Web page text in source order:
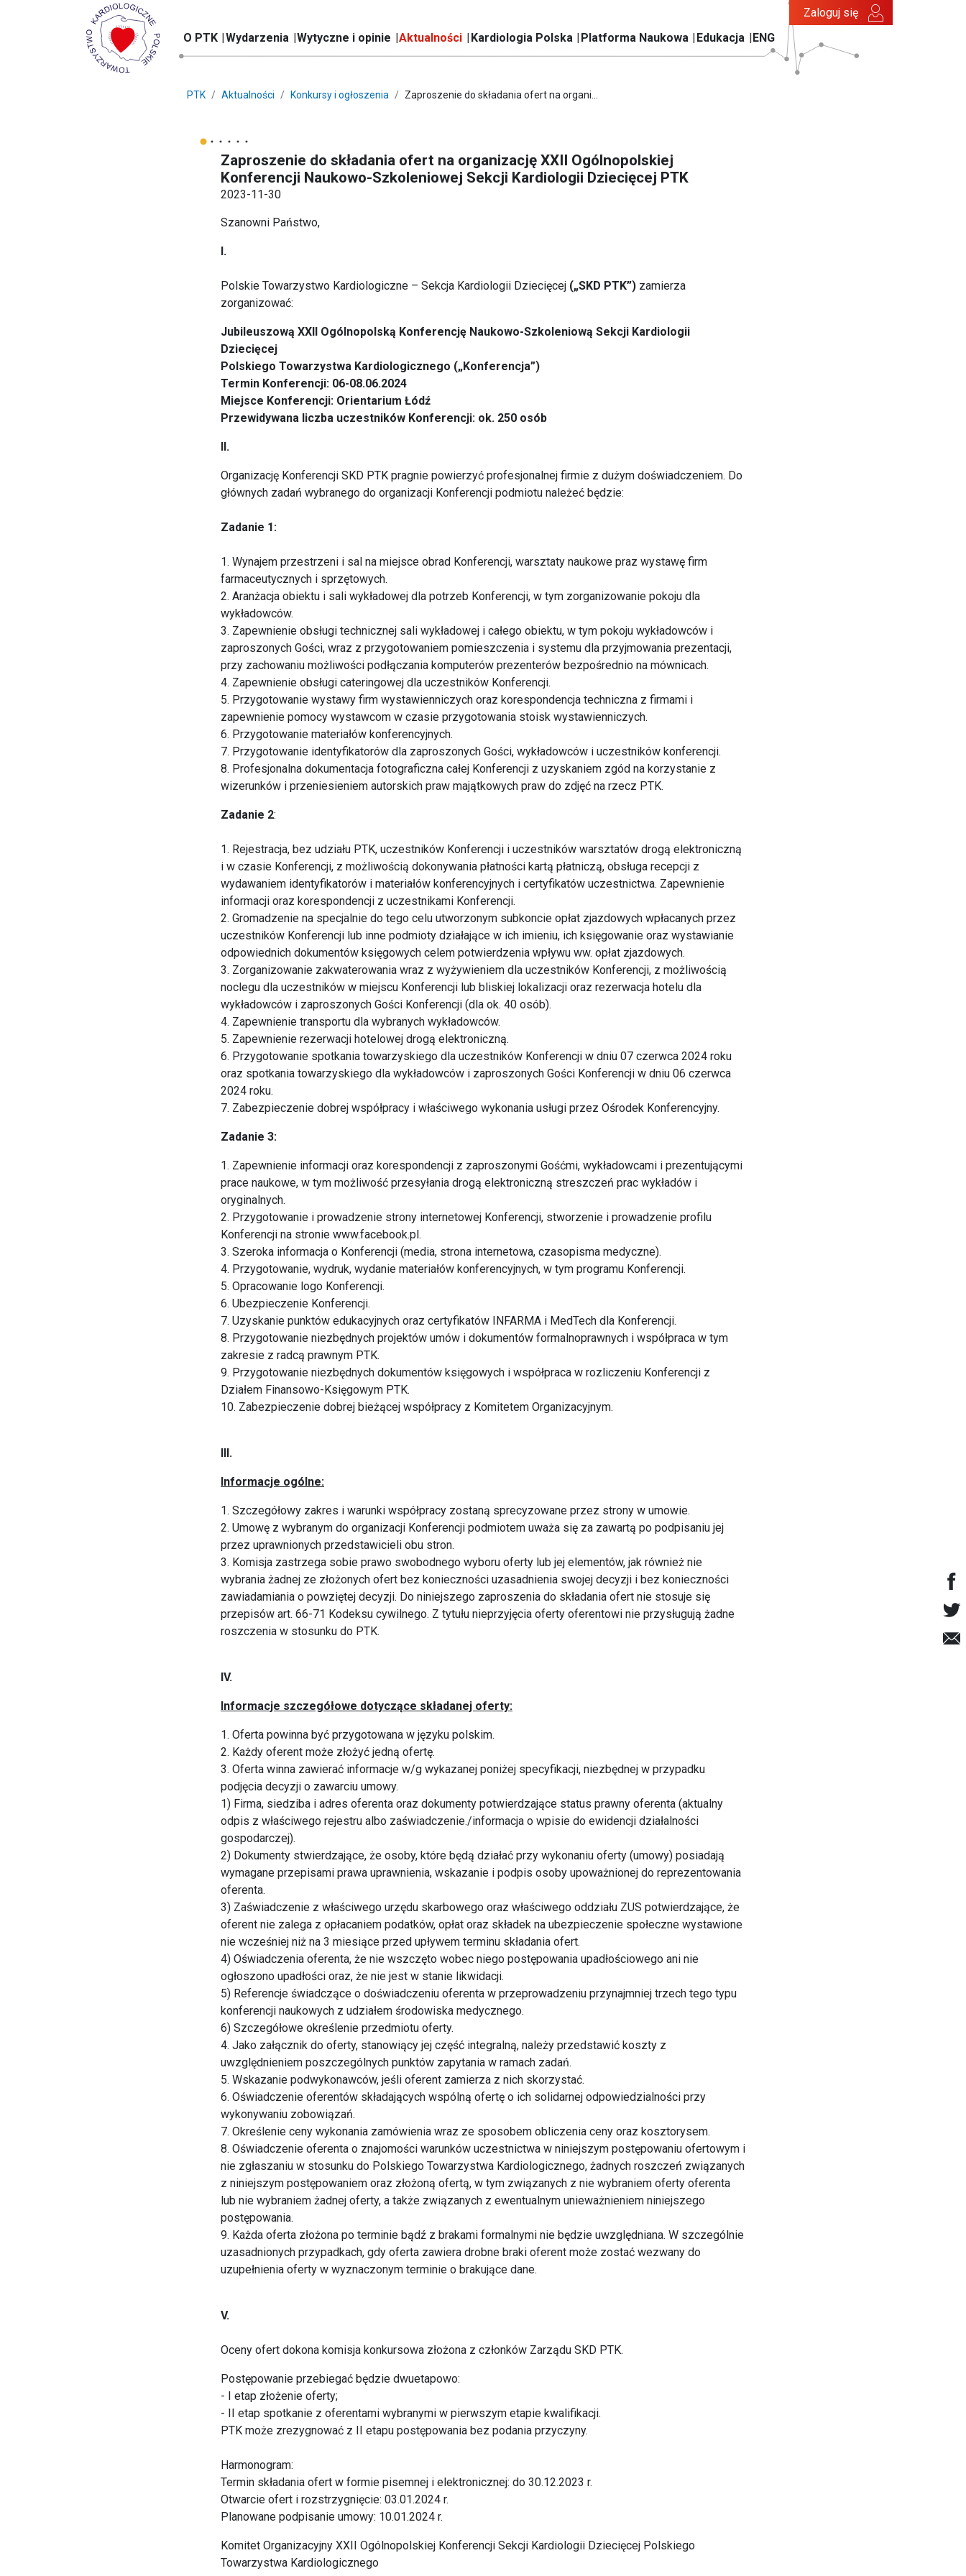
O PTK Wydarzenia Wytyczne i opinie Aktualności Kardiologia Polska Platforma Naukowa Edukacja ENG
Zaloguj się
PTK Aktualności Konkursy i ogłoszenia Zaproszenie do składania ofert na organi...
Zaproszenie do składania ofert na organizację XXII Ogólnopolskiej
Konferencji Naukowo-Szkoleniowej Sekcji Kardiologii Dziecięcej PTK
2023-11-30
Szanowni Państwo,
I.
Polskie Towarzystwo Kardiologiczne – Sekcja Kardiologii Dziecięcej („SKD PTK”) zamierza
zorganizować:
Jubileuszową XXII Ogólnopolską Konferencję Naukowo-Szkoleniową Sekcji Kardiologii
Dziecięcej
Polskiego Towarzystwa Kardiologicznego („Konferencja”)
Termin Konferencji: 06-08.06.2024
Miejsce Konferencji: Orientarium Łódź
Przewidywana liczba uczestników Konferencji: ok. 250 osób
II.
Organizację Konferencji SKD PTK pragnie powierzyć profesjonalnej firmie z dużym doświadczeniem. Do
głównych zadań wybranego do organizacji Konferencji podmiotu należeć będzie:
Zadanie 1:
1. Wynajem przestrzeni i sal na miejsce obrad Konferencji, warsztaty naukowe praz wystawę firm
farmaceutycznych i sprzętowych.
2. Aranżacja obiektu i sali wykładowej dla potrzeb Konferencji, w tym zorganizowanie pokoju dla
wykładowców.
3. Zapewnienie obsługi technicznej sali wykładowej i całego obiektu, w tym pokoju wykładowców i
zaproszonych Gości, wraz z przygotowaniem pomieszczenia i systemu dla przyjmowania prezentacji,
przy zachowaniu możliwości podłączania komputerów prezenterów bezpośrednio na mównicach.
4. Zapewnienie obsługi cateringowej dla uczestników Konferencji.
5. Przygotowanie wystawy firm wystawienniczych oraz korespondencja techniczna z firmami i
zapewnienie pomocy wystawcom w czasie przygotowania stoisk wystawienniczych.
6. Przygotowanie materiałów konferencyjnych.
7. Przygotowanie identyfikatorów dla zaproszonych Gości, wykładowców i uczestników konferencji.
8. Profesjonalna dokumentacja fotograficzna całej Konferencji z uzyskaniem zgód na korzystanie z
wizerunków i przeniesieniem autorskich praw majątkowych praw do zdjęć na rzecz PTK.
Zadanie 2:
1. Rejestracja, bez udziału PTK, uczestników Konferencji i uczestników warsztatów drogą elektroniczną
i w czasie Konferencji, z możliwością dokonywania płatności kartą płatniczą, obsługa recepcji z
wydawaniem identyfikatorów i materiałów konferencyjnych i certyfikatów uczestnictwa. Zapewnienie
informacji oraz korespondencji z uczestnikami Konferencji.
2. Gromadzenie na specjalnie do tego celu utworzonym subkoncie opłat zjazdowych wpłacanych przez
uczestników Konferencji lub inne podmioty działające w ich imieniu, ich księgowanie oraz wystawianie
odpowiednich dokumentów księgowych celem potwierdzenia wpływu ww. opłat zjazdowych.
3. Zorganizowanie zakwaterowania wraz z wyżywieniem dla uczestników Konferencji, z możliwością
noclegu dla uczestników w miejscu Konferencji lub bliskiej lokalizacji oraz rezerwacja hotelu dla
wykładowców i zaproszonych Gości Konferencji (dla ok. 40 osób).
4. Zapewnienie transportu dla wybranych wykładowców.
5. Zapewnienie rezerwacji hotelowej drogą elektroniczną.
6. Przygotowanie spotkania towarzyskiego dla uczestników Konferencji w dniu 07 czerwca 2024 roku
oraz spotkania towarzyskiego dla wykładowców i zaproszonych Gości Konferencji w dniu 06 czerwca
2024 roku.
7. Zabezpieczenie dobrej współpracy i właściwego wykonania usługi przez Ośrodek Konferencyjny.
Zadanie 3:
1. Zapewnienie informacji oraz korespondencji z zaproszonymi Gośćmi, wykładowcami i prezentującymi
prace naukowe, w tym możliwość przesyłania drogą elektroniczną streszczeń prac wykładów i
oryginalnych.
2. Przygotowanie i prowadzenie strony internetowej Konferencji, stworzenie i prowadzenie profilu
Konferencji na stronie www.facebook.pl.
3. Szeroka informacja o Konferencji (media, strona internetowa, czasopisma medyczne).
4. Przygotowanie, wydruk, wydanie materiałów konferencyjnych, w tym programu Konferencji.
5. Opracowanie logo Konferencji.
6. Ubezpieczenie Konferencji.
7. Uzyskanie punktów edukacyjnych oraz certyfikatów INFARMA i MedTech dla Konferencji.
8. Przygotowanie niezbędnych projektów umów i dokumentów formalnoprawnych i współpraca w tym
zakresie z radcą prawnym PTK.
9. Przygotowanie niezbędnych dokumentów księgowych i współpraca w rozliczeniu Konferencji z
Działem Finansowo-Księgowym PTK.
10. Zabezpieczenie dobrej bieżącej współpracy z Komitetem Organizacyjnym.
III.
Informacje ogólne:
1. Szczegółowy zakres i warunki współpracy zostaną sprecyzowane przez strony w umowie.
2. Umowę z wybranym do organizacji Konferencji podmiotem uważa się za zawartą po podpisaniu jej
przez uprawnionych przedstawicieli obu stron.
3. Komisja zastrzega sobie prawo swobodnego wyboru oferty lub jej elementów, jak również nie
wybrania żadnej ze złożonych ofert bez konieczności uzasadnienia swojej decyzji i bez konieczności
zawiadamiania o powziętej decyzji. Do niniejszego zaproszenia do składania ofert nie stosuje się
przepisów art. 66-71 Kodeksu cywilnego. Z tytułu nieprzyjęcia oferty oferentowi nie przysługują żadne
roszczenia w stosunku do PTK.
IV.
Informacje szczegółowe dotyczące składanej oferty:
1. Oferta powinna być przygotowana w języku polskim.
2. Każdy oferent może złożyć jedną ofertę.
3. Oferta winna zawierać informacje w/g wykazanej poniżej specyfikacji, niezbędnej w przypadku
podjęcia decyzji o zawarciu umowy.
1) Firma, siedziba i adres oferenta oraz dokumenty potwierdzające status prawny oferenta (aktualny
odpis z właściwego rejestru albo zaświadczenie./informacja o wpisie do ewidencji działalności
gospodarczej).
2) Dokumenty stwierdzające, że osoby, które będą działać przy wykonaniu oferty (umowy) posiadają
wymagane przepisami prawa uprawnienia, wskazanie i podpis osoby upoważnionej do reprezentowania
oferenta.
3) Zaświadczenie z właściwego urzędu skarbowego oraz właściwego oddziału ZUS potwierdzające, że
oferent nie zalega z opłacaniem podatków, opłat oraz składek na ubezpieczenie społeczne wystawione
nie wcześniej niż na 3 miesiące przed upływem terminu składania ofert.
4) Oświadczenia oferenta, że nie wszczęto wobec niego postępowania upadłościowego ani nie
ogłoszono upadłości oraz, że nie jest w stanie likwidacji.
5) Referencje świadczące o doświadczeniu oferenta w przeprowadzeniu przynajmniej trzech tego typu
konferencji naukowych z udziałem środowiska medycznego.
6) Szczegółowe określenie przedmiotu oferty.
4. Jako załącznik do oferty, stanowiący jej część integralną, należy przedstawić koszty z
uwzględnieniem poszczególnych punktów zapytania w ramach zadań.
5. Wskazanie podwykonawców, jeśli oferent zamierza z nich skorzystać.
6. Oświadczenie oferentów składających wspólną ofertę o ich solidarnej odpowiedzialności przy
wykonywaniu zobowiązań.
7. Określenie ceny wykonania zamówienia wraz ze sposobem obliczenia ceny oraz kosztorysem.
8. Oświadczenie oferenta o znajomości warunków uczestnictwa w niniejszym postępowaniu ofertowym i
nie zgłaszaniu w stosunku do Polskiego Towarzystwa Kardiologicznego, żadnych roszczeń związanych
z niniejszym postępowaniem oraz złożoną ofertą, w tym związanych z nie wybraniem oferty oferenta
lub nie wybraniem żadnej oferty, a także związanych z ewentualnym unieważnieniem niniejszego
postępowania.
9. Każda oferta złożona po terminie bądź z brakami formalnymi nie będzie uwzględniana. W szczególnie
uzasadnionych przypadkach, gdy oferta zawiera drobne braki oferent może zostać wezwany do
uzupełnienia oferty w wyznaczonym terminie o brakujące dane.
V.
Oceny ofert dokona komisja konkursowa złożona z członków Zarządu SKD PTK.
Postępowanie przebiegać będzie dwuetapowo:
- I etap złożenie oferty;
- II etap spotkanie z oferentami wybranymi w pierwszym etapie kwalifikacji.
PTK może zrezygnować z II etapu postępowania bez podania przyczyny.
Harmonogram:
Termin składania ofert w formie pisemnej i elektronicznej: do 30.12.2023 r.
Otwarcie ofert i rozstrzygnięcie: 03.01.2024 r.
Planowane podpisanie umowy: 10.01.2024 r.
Komitet Organizacyjny XXII Ogólnopolskiej Konferencji Sekcji Kardiologii Dziecięcej Polskiego
Towarzystwa Kardiologicznego